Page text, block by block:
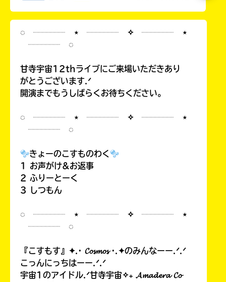
◌ ┈┈┈┈ ⋆ ┈┈┈┈ ✧ ┈┈┈┈ ⋆
┈┈┈┈ ◌
甘寺宇宙12thライブにご来場いただきあり
がとうございます.ᐟ
開演までもうしばらくお待ちください。
◌ ┈┈┈┈ ⋆ ┈┈┈┈ ✧ ┈┈┈┈ ⋆
┈┈┈┈ ◌
きょーのこすものわく
1 お声がけ&お返事
2 ふりーとーく
3 しつもん
◌ ┈┈┈┈ ⋆ ┈┈┈┈ ✧ ┈┈┈┈ ⋆
┈┈┈┈ ◌
『こすもす』✦.· 𝓒𝓸𝓼𝓶𝓸𝓼 ·.✦のみんなーー.ᐟ.ᐟ
こっんにっちはーー.ᐟ.ᐟ
宇宙1のアイドル.ᐟ甘寺宇宙✧₊ 𝓐𝓶𝓪𝓭𝓮𝓻𝓪 𝓒𝓸